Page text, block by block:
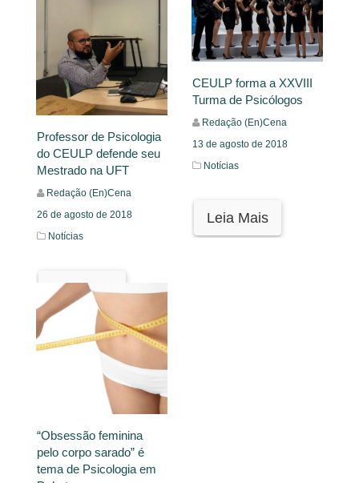
Leia Mais
Professor de Psicologia
do CEULP defende seu
Mestrado na UFT
Redação (En)Cena
26 de agosto de 2018
Notícias
Leia Mais
CEULP forma a XXVIII
Turma de Psicólogos
Redação (En)Cena
13 de agosto de 2018
Notícias
Leia Mais
“Obsessão feminina
pelo corpo sarado” é
tema de Psicologia em